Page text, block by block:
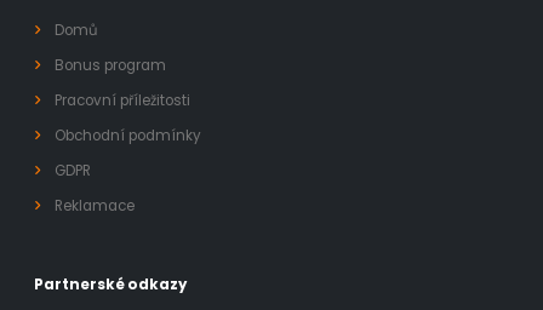
Domů
Bonus program
Pracovní příležitosti
Obchodní podmínky
GDPR
Reklamace
Partnerské odkazy